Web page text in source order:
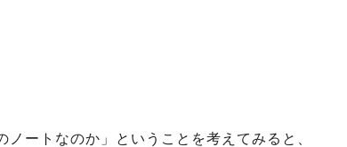
ノートなのか」ということを考えてみると、